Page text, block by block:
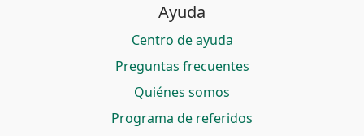
Ayuda
Centro de ayuda
Preguntas frecuentes
Quiénes somos
Programa de referidos